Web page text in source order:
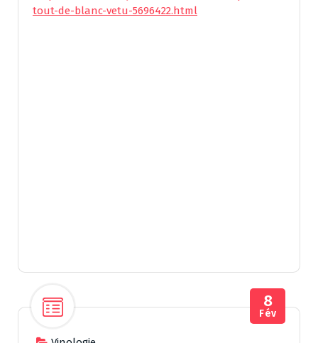
tout-de-blanc-vetu-5696422.html
8
Fév